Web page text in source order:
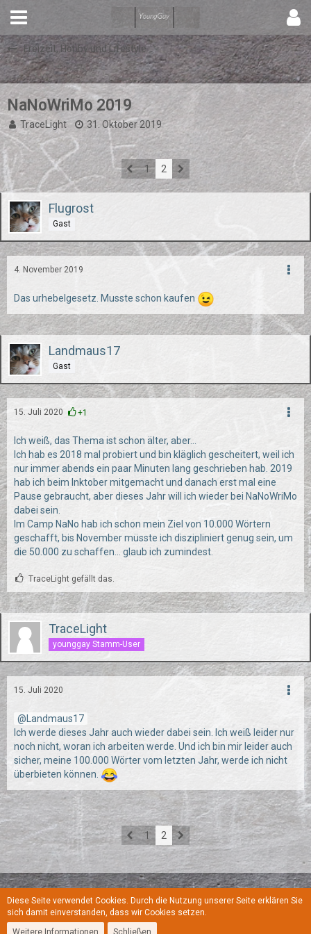
Freizeit, Hobby und Lifestyle
NaNoWriMo 2019
TraceLight 31. Oktober 2019
1 2
Flugrost
Gast
4. November 2019
Das urhebelgesetz. Musste schon kaufen
Landmaus17
Gast
15. Juli 2020 +1
Ich weiß, das Thema ist schon älter, aber...
Ich hab es 2018 mal probiert und bin kläglich gescheitert, weil ich
nur immer abends ein paar Minuten lang geschrieben hab. 2019
hab ich beim Inktober mitgemacht und danach erst mal eine
Pause gebraucht, aber dieses Jahr will ich wieder bei NaNoWriMo
dabei sein.
Im Camp NaNo hab ich schon mein Ziel von 10.000 Wörtern
geschafft, bis November müsste ich diszipliniert genug sein, um
die 50.000 zu schaffen... glaub ich zumindest.
TraceLight gefällt das.
TraceLight
younggay Stamm-User
15. Juli 2020
Landmaus17
Ich werde dieses Jahr auch wieder dabei sein. Ich weiß leider nur
noch nicht, woran ich arbeiten werde. Und ich bin mir leider auch
sicher, meine 100.000 Wörter vom letzten Jahr, werde ich nicht
überbieten können.
1 2
Regeln Datenschutzerklärung Kontakt
Diese Seite verwendet Cookies. Durch die Nutzung unserer Seite erklären Sie
sich damit einverstanden, dass wir Cookies setzen.
Weitere Informationen
Schließen